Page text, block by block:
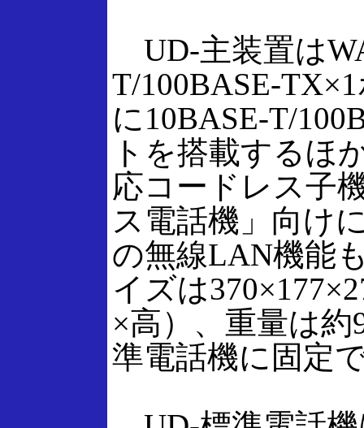
UD-主装置は
T/100BASE-
に10BASE-T/
トを搭載するほ
応コードレス子
ス電話機」向け
の無線LAN機能
イズは
×高）、重量は約
準電話機に固定